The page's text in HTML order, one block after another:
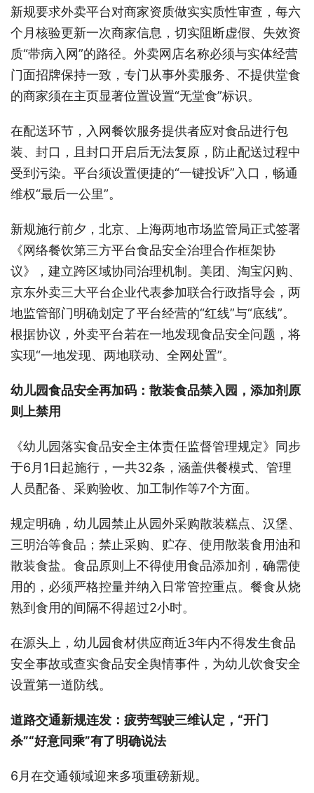
新规要求外卖平台对商家资质做实实质性审查，每六
个月核验更新一次商家信息，切实阻断虚假、失效资
质“带病入网”的路径。外卖网店名称必须与实体经营
门面招牌保持一致，专门从事外卖服务、不提供堂食
的商家须在主页显著位置设置“无堂食”标识。
在配送环节，入网餐饮服务提供者应对食品进行包
装、封口，且封口开启后无法复原，防止配送过程中
受到污染。平台须设置便捷的“一键投诉”入口，畅通
维权“最后一公里”。
新规施行前夕，北京、上海两地市场监管局正式签署
《网络餐饮第三方平台食品安全治理合作框架协
议》，建立跨区域协同治理机制。美团、淘宝闪购、
京东外卖三大平台企业代表参加联合行政指导会，两
地监管部门明确划定了平台经营的“红线”与“底线”。
根据协议，外卖平台若在一地发现食品安全问题，将
实现“一地发现、两地联动、全网处置”。
幼儿园食品安全再加码：散装食品禁入园，添加剂原
则上禁用
《幼儿园落实食品安全主体责任监督管理规定》同步
于6月1日起施行，一共32条，涵盖供餐模式、管理
人员配备、采购验收、加工制作等7个方面。
规定明确，幼儿园禁止从园外采购散装糕点、汉堡、
三明治等食品；禁止采购、贮存、使用散装食用油和
散装食盐。食品原则上不得使用食品添加剂，确需使
用的，必须严格控量并纳入日常管控重点。餐食从烧
熟到食用的间隔不得超过2小时。
在源头上，幼儿园食材供应商近3年内不得发生食品
安全事故或查实食品安全舆情事件，为幼儿饮食安全
设置第一道防线。
道路交通新规连发：疲劳驾驶三维认定，“开门
杀”“好意同乘”有了明确说法
6月在交通领域迎来多项重磅新规。